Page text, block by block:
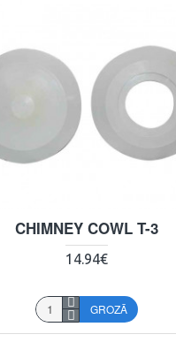
CHIMNEY COWL T-3
14.94€
GROZĀ